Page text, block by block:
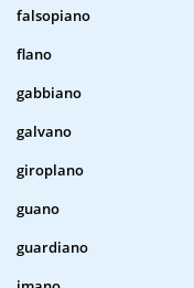
falsopiano
flano
gabbiano
galvano
giroplano
guano
guardiano